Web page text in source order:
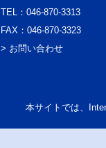
TEL：046-870-3313
FAX：046-870-3323
> お問い合わせ
本サイトでは、